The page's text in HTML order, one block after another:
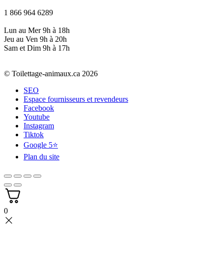
1 866 964 6289
Lun au Mer 9h à 18h
Jeu au Ven 9h à 20h
Sam et Dim 9h à 17h
© Toilettage-animaux.ca 2026
SEO
Espace fournisseurs et revendeurs
Facebook
Youtube
Instagram
Tiktok
Google 5⭐
Plan du site
0